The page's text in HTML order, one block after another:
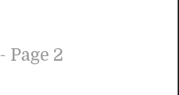
- Page 2